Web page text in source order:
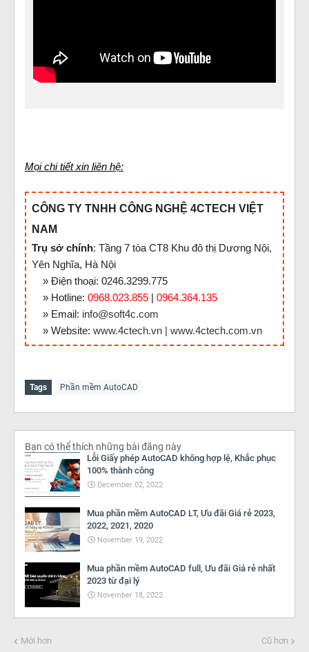
Mọi chi tiết xin liên hệ:
CÔNG TY TNHH CÔNG NGHỆ 4CTECH VIỆT
NAM
Trụ sở chính: Tầng 7 tòa CT8 Khu đô thị Dương Nội,
Yên Nghĩa, Hà Nội
» Điện thoại: 0246.3299.775
» Hotline: 0968.023.855 | 0964.364.135
» Email: info@soft4c.com
» Website: www.4ctech.vn | www.4ctech.com.vn
Tags Phần mềm AutoCAD
Bạn có thể thích những bài đăng này
Lỗi Giấy phép AutoCAD không hợp lệ, Khắc phục
100% thành công
December 02, 2022
Mua phần mềm AutoCAD LT, Ưu đãi Giá rẻ 2023,
2022, 2021, 2020
November 19, 2022
Mua phần mềm AutoCAD full, Ưu đãi Giá rẻ nhất
2023 từ đại lý
November 18, 2022
Mới hơn Cũ hơn